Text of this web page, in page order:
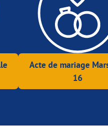
Acte de mariage
16